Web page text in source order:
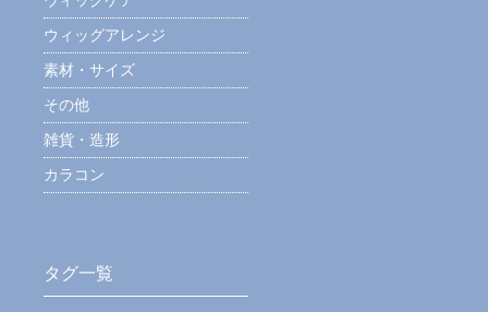
ウィッグアレンジ
素材・サイズ
その他
雑貨・造形
カラコン
タグ一覧